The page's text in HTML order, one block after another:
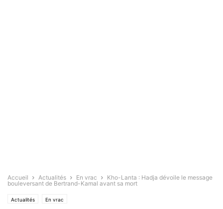
Accueil Actualités En vrac
Kho-Lanta : Hadja dévoile le message
bouleversant de Bertrand-Kamal avant sa mort
Actualités En vrac